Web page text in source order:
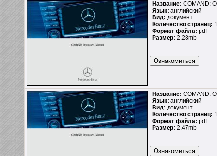
Название: COMAND:
Язык: английский
Вид: документ
Количество страниц:
Формат файла: pdf
Размер: 2.28mb
Название: COMAND:
Язык: английский
Вид: документ
Количество страниц:
Формат файла: pdf
Размер: 2.47mb